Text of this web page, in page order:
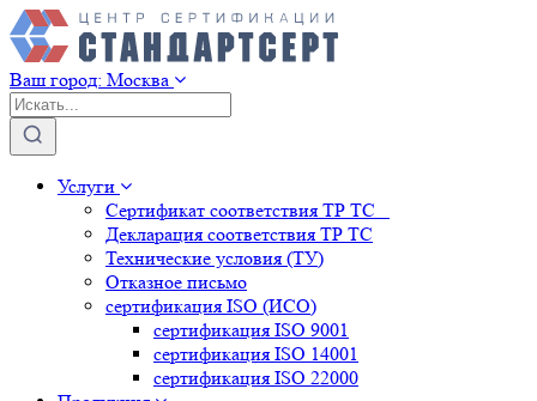
Ваш город: Москва
Услуги
Сертификат соответствия ТР ТС
Декларация соответствия ТР ТС
Технические условия (ТУ)
Отказное письмо
сертификация ISO (ИСО)
сертификация ISO 9001
сертификация ISO 14001
сертификация ISO 22000